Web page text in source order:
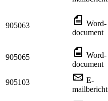
905063
Word-
document
905065
Word-
document
905103
E-
mailbericht